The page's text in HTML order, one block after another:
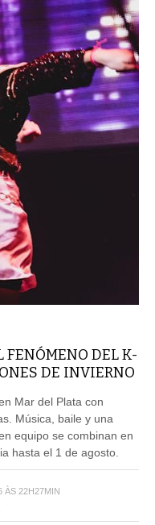
FENÓMENO DEL K-
DE INVIERNO
Mar del Plata con
Música, baile y una
equipo se combinan en
hasta el 1 de agosto.
ÀS 22H27MIN